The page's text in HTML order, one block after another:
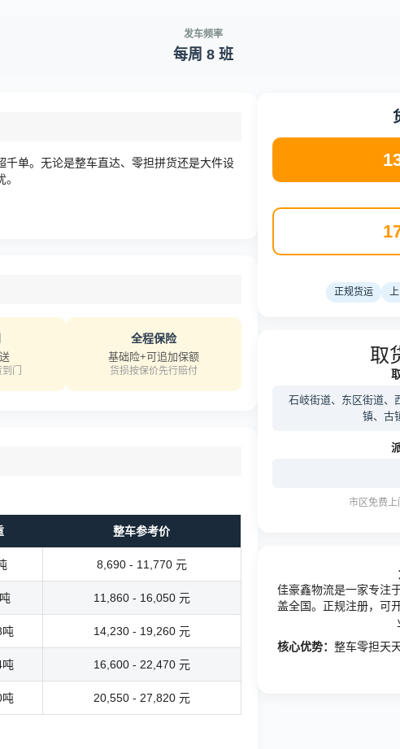
发车频率
每周 8 班
单。无论是整车直达、零担拼货还是大件设
门
全程保险
基础险+可追加保额
货损按保价先行赔付
整车参考价
8,690 - 11,770 元
11,860 - 16,050 元
吨 14,230 - 19,260 元
吨 16,600 - 22,470 元
吨 20,550 - 27,820 元
正规货运
取
石岐街道、东区街道、
镇、古
市区免费上
佳豪鑫物流是一家专注
盖全国。正规注册，可
核心优势：整车零担天